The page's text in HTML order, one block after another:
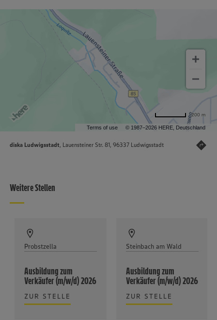
Terms of use © 1987–2026 HERE, Deutschland
200 m
diska Ludwigsstadt, Lauensteiner Str. 81, 96337 Ludwigsstadt
Weitere Stellen
Probstzella
Ausbildung zum
Verkäufer (m/w/d) 2026
ZUR STELLE
Steinbach am Wald
Ausbildung zum
Verkäufer (m/w/d) 2026
ZUR STELLE